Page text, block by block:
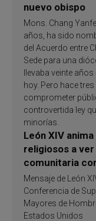
nuevo obispo
Mons. Chang
años, ha sido
del Acuerdo entre
Sede para una
llevaba veinte
hoy. Pero hace
comprometer
controvertida ley
minorías.
León XIV
religiosos a ver
comunitaria
de inspiración y
santificación
Mensaje de León
Conferencia de
Mayores de
Estados Unidos